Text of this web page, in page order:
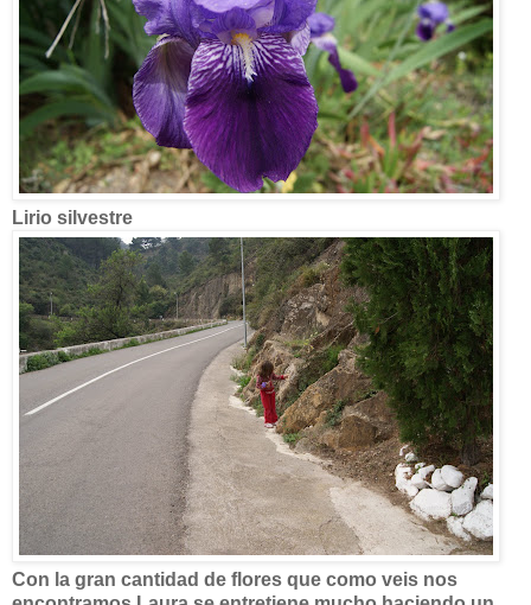
Lirio silvestre
Con la gran cantidad de flores que como veis nos